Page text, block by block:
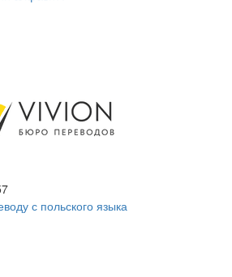
с польского языка